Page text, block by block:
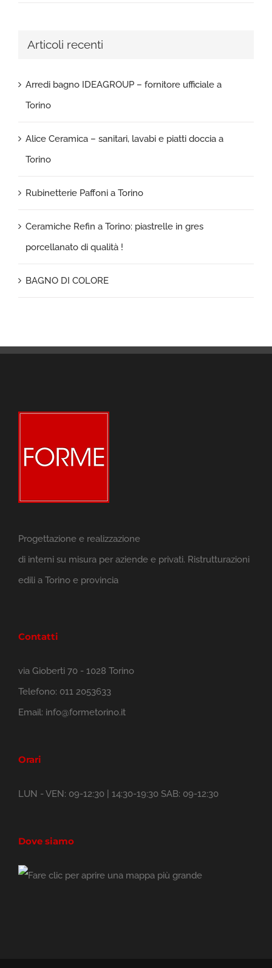
Articoli recenti
Arredi bagno IDEAGROUP – fornitore ufficiale a
Torino
Alice Ceramica – sanitari, lavabi e piatti doccia a
Torino
Rubinetterie Paffoni a Torino
Ceramiche Refin a Torino: piastrelle in gres
porcellanato di qualità !
BAGNO DI COLORE
Progettazione e realizzazione
di interni su misura per aziende e privati. Ristrutturazioni
edili a Torino e provincia
Contatti
via Gioberti 70 - 1028 Torino
Telefono: 011 2053633
Email: info@formetorino.it
Orari
LUN - VEN: 09-12:30 | 14:30-19:30 SAB: 09-12:30
Dove siamo